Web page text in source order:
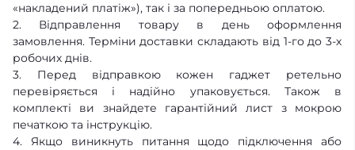
«накладений платіж»), так і за попередньою оплатою.
2. Відправлення товару в день оформлення
замовлення. Терміни доставки складають від 1-го до 3-х
робочих днів.
3. Перед відправкою кожен гаджет ретельно
перевіряється і надійно упаковується. Також в
комплекті ви знайдете гарантійний лист з мокрою
печаткою та інструкцію.
4. Якщо виникнуть питання щодо підключення або